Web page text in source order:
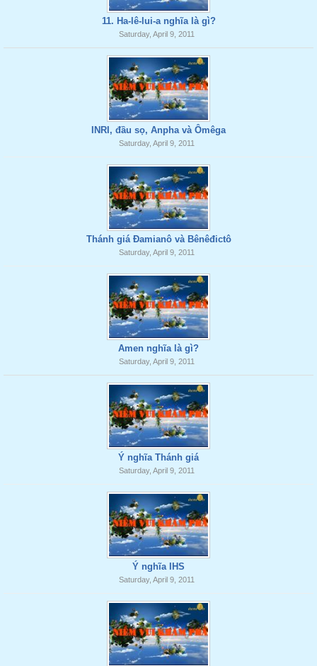
11. Ha-lê-lui-a nghĩa là gì?
Saturday, April 9, 2011
INRI, đầu sọ, Anpha và Ômêga
Saturday, April 9, 2011
Thánh giá Đamianô và Bênêđictô
Saturday, April 9, 2011
Amen nghĩa là gì?
Saturday, April 9, 2011
Ý nghĩa Thánh giá
Saturday, April 9, 2011
Ý nghĩa IHS
Saturday, April 9, 2011